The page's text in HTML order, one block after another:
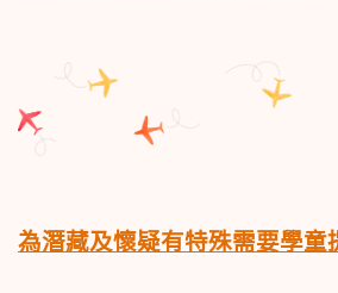
為潛藏及懷疑有特殊需要學童